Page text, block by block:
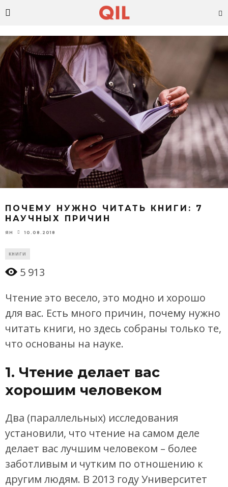
ПОЧЕМУ НУЖНО ЧИТАТЬ КНИГИ: 7
НАУЧНЫХ ПРИЧИН
ЯН 10.08.2018
КНИГИ
5 913
Чтение это весело, это модно и хорошо
для вас. Есть много причин, почему нужно
читать книги, но здесь собраны только те,
что основаны на науке.
1. Чтение делает вас
хорошим человеком
Два (параллельных) исследования
установили, что чтение на самом деле
делает вас лучшим человеком – более
заботливым и чутким по отношению к
другим людям. В 2013 году Университет